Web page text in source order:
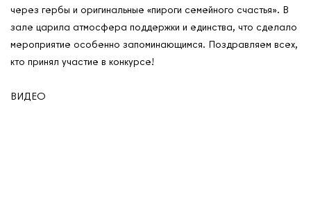
через гербы и оригинальные «пироги семейного счастья». В
зале царила атмосфера поддержки и единства, что сделало
мероприятие особенно запоминающимся. Поздравляем всех,
кто принял участие в конкурсе!
ВИДЕО